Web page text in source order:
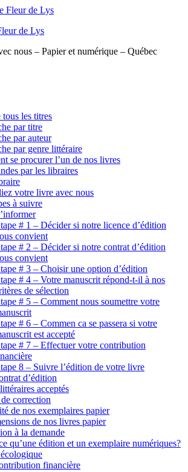
de Lys
nous – Papier et numérique – Québec
tous les titres
par titre
par auteur
par genre littéraire
se procurer l’un de nos livres
par les libraires
votre livre avec nous
à suivre
# 1 – Décider si notre licence d’édition
convient
# 2 – Décider si notre contrat d’édition
convient
# 3 – Choisir une option d’édition
# 4 – Votre manuscrit répond-t-il à nos
de sélection
# 5 – Comment nous soumettre votre
# 6 – Commen ca se passera si votre
est accepté
# 7 – Effectuer votre contribution
8 – Suivre l’édition de votre livre
d’édition
acceptés
correction
de nos exemplaires papier
de nos livres papier
à la demande
qu’une édition et un exemplaire numériques?
financière